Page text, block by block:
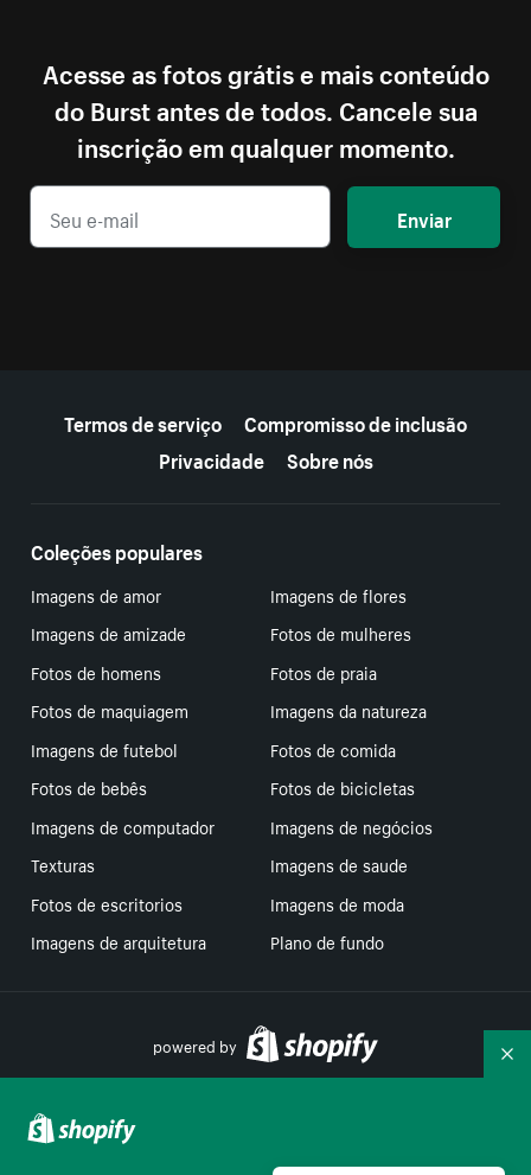
Acesse as fotos grátis e mais conteúdo
do Burst antes de todos. Cancele sua
inscrição em qualquer momento.
Enviar
Termos de serviço
Compromisso de inclusão
Privacidade
Sobre nós
Coleções populares
Imagens de amor
Imagens de flores
Imagens de amizade
Fotos de mulheres
Fotos de homens
Fotos de praia
Fotos de maquiagem
Imagens da natureza
Imagens de futebol
Fotos de comida
Fotos de bebês
Fotos de bicicletas
Imagens de computador
Imagens de negócios
Texturas
Imagens de saude
Fotos de escritorios
Imagens de moda
Imagens de arquitetura
Plano de fundo
powered by
Suas escolhas de privacidade